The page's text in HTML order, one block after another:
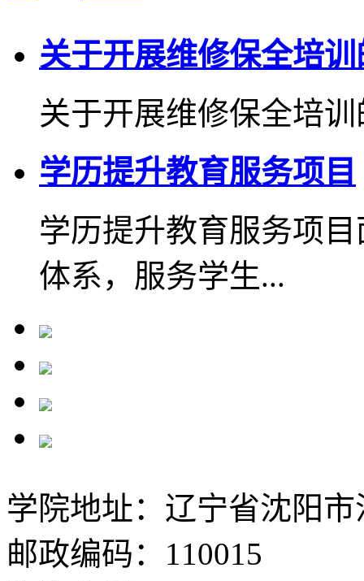
关于开展维修保全培
关于开展维修保全培
学历提升教育服务项目
学历提升教育服务项
体系，服务学生...
学院地址：辽宁省沈阳
邮政编码：110015